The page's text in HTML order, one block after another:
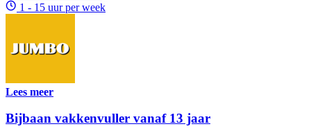
1 - 15 uur per week
Lees meer
Bijbaan vakkenvuller vanaf 13 jaar